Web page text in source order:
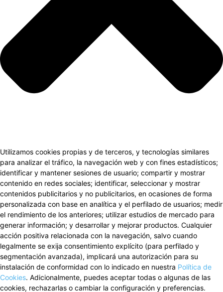
Utilizamos cookies propias y de terceros, y tecnologías similares
para analizar el tráfico, la navegación web y con fines estadísticos;
identificar y mantener sesiones de usuario; compartir y mostrar
contenido en redes sociales; identificar, seleccionar y mostrar
contenidos publicitarios y no publicitarios, en ocasiones de forma
personalizada con base en analítica y el perfilado de usuarios; medir
el rendimiento de los anteriores; utilizar estudios de mercado para
generar información; y desarrollar y mejorar productos. Cualquier
acción positiva relacionada con la navegación, salvo cuando
legalmente se exija consentimiento explícito (para perfilado y
segmentación avanzada), implicará una autorización para su
instalación de conformidad con lo indicado en nuestra Política de
Cookies. Adicionalmente, puedes aceptar todas o algunas de las
cookies, rechazarlas o cambiar la configuración y preferencias.